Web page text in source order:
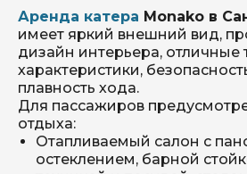
Аренда катера Monako в
имеет яркий внешний вид,
дизайн интерьера, отличные
характеристики,
плавность хода.
Для пассажиров
отдыха:
Отапливаемый салон с
остеклением, барной